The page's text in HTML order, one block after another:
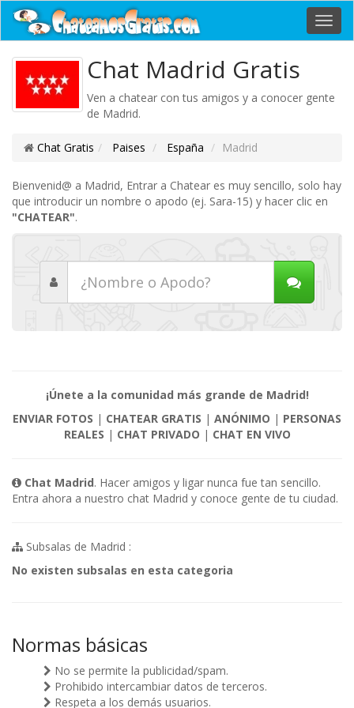
Chat Madrid Gratis
Ven a chatear con tus amigos y a conocer gente
de Madrid.
Chat Gratis Paises España Madrid
Bienvenid@ a Madrid, Entrar a Chatear es muy sencillo, solo hay
que introducir un nombre o apodo (ej. Sara-15) y hacer clic en
"CHATEAR".
¡Únete a la comunidad más grande de Madrid!
ENVIAR FOTOS | CHATEAR GRATIS | ANÓNIMO | PERSONAS
REALES | CHAT PRIVADO | CHAT EN VIVO
Chat Madrid. Hacer amigos y ligar nunca fue tan sencillo.
Entra ahora a nuestro chat Madrid y conoce gente de tu ciudad.
Subsalas de Madrid :
No existen subsalas en esta categoria
Normas básicas
No se permite la publicidad/spam.
Prohibido intercambiar datos de terceros.
Respeta a los demás usuarios.